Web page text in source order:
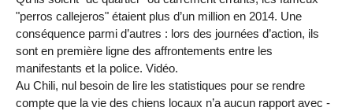
"perros callejeros" étaient plus d’un million en 2014. Une
conséquence parmi d’autres : lors des journées d’action, ils
sont en première ligne des affrontements entre les
manifestants et la police. Vidéo.
Au Chili, nul besoin de lire les statistiques pour se rendre
compte que la vie des chiens locaux n’a aucun rapport avec -